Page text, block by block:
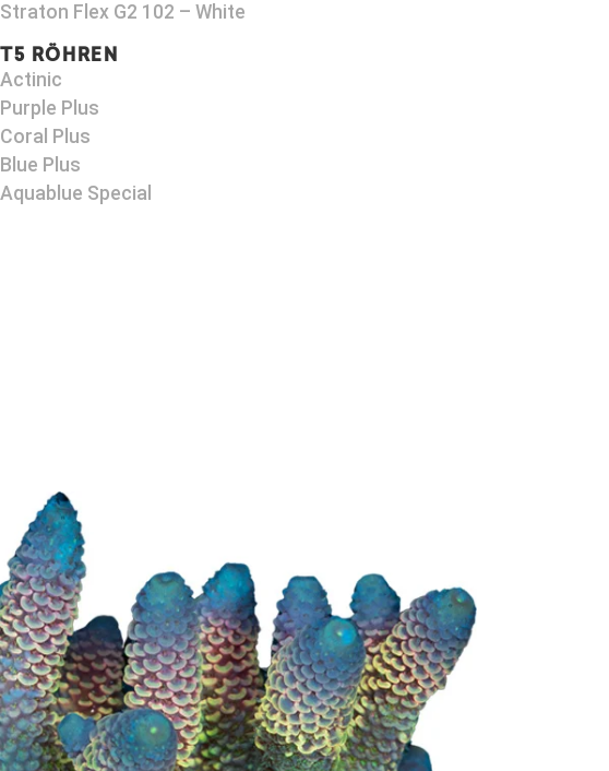
Straton Flex G2 102 – White
T5 RÖHREN
Actinic
Purple Plus
Coral Plus
Blue Plus
Aquablue Special